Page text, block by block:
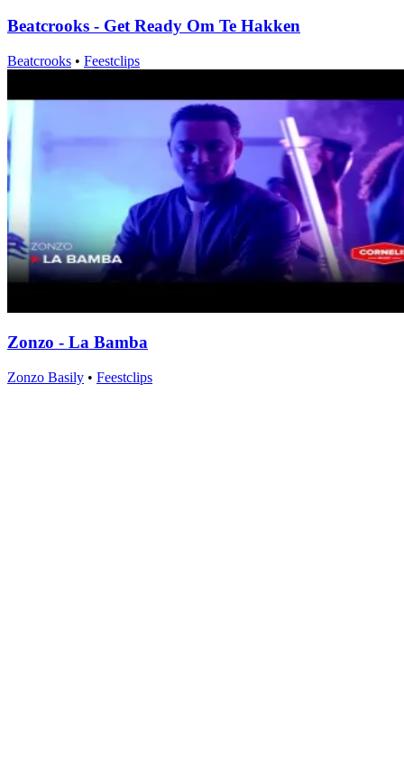
Beatcrooks - Get Ready Om Te Hakken
Beatcrooks • Feestclips
Zonzo - La Bamba
Zonzo Basily • Feestclips